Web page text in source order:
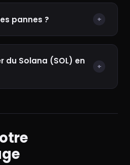
pannes ? +
du Solana (SOL) en
+